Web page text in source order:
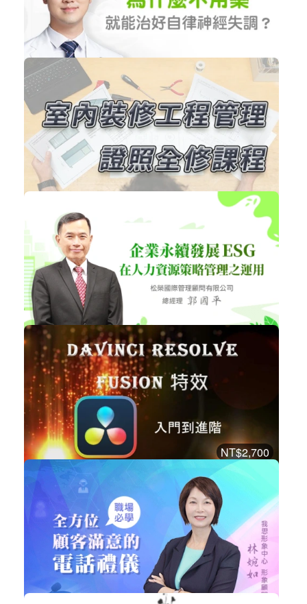
購買後有效期限：課程下架時
9235
黃建文醫師的健康說
生活學習 立即加入
購買後有效期限：課程下架時
8718
NT$36,000
建築物室內裝修工程管理證照全修課程
職場賦能 加入購物車
購買後有效期限：2027-08-08
8228
NT$2,280
ESG在人力資源策略管理之運用
企業經營
購買後有效期限：課程下架時
8176
NT$2,700
Davinci Resolve特效-Fusion 從入門...
設計工具 加入購物車
購買後有效期限：課程下架時
7910